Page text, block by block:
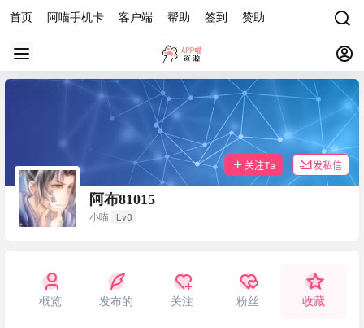
首页 阿喵手机卡 客户端 帮助 签到 赞助
阿布81015
小喵 Lv0
关注Ta 发私信
概览 发布的 关注 粉丝 收藏